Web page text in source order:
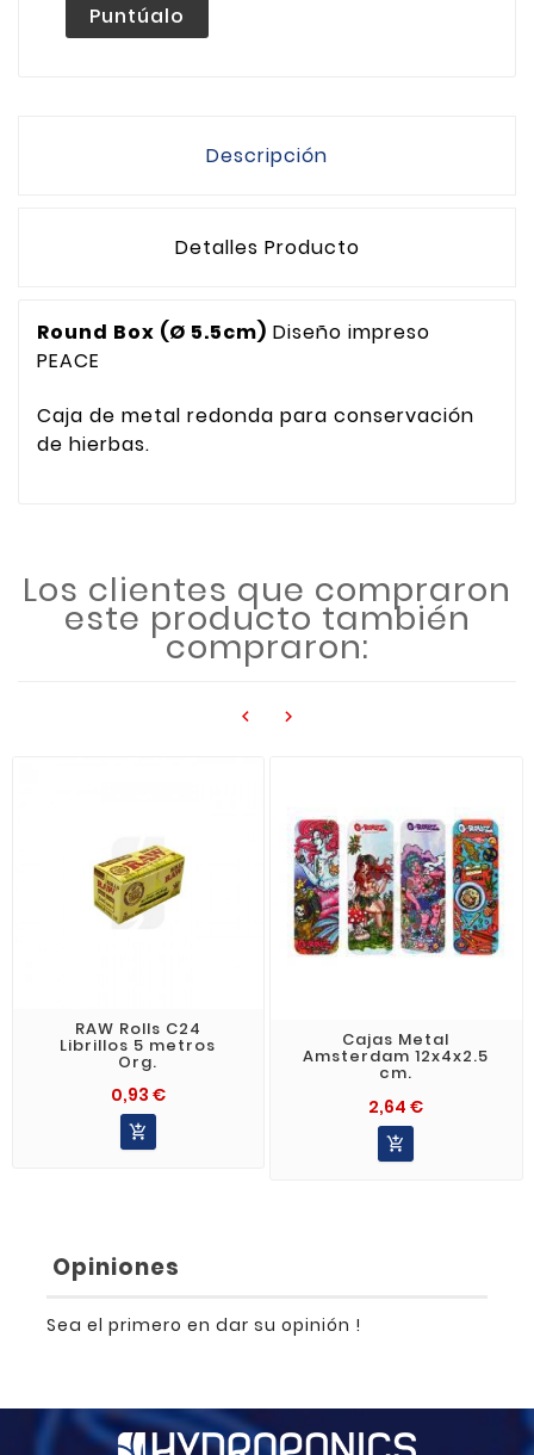
Puntúalo
Descripción
Detalles Producto
Round Box (Ø 5.5cm) Diseño impreso
PEACE
Caja de metal redonda para conservación
de hierbas.
Los clientes que compraron
este producto también
compraron:
 
RAW Rolls C24
Librillos 5 metros
Org.
0,93 €

Cajas Metal
Amsterdam 12x4x2.5
cm.
2,64 €

Opiniones
Sea el primero en dar su opinión !